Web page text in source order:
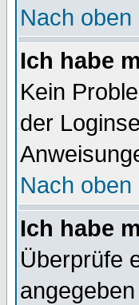
Nach oben
Ich habe
Kein
der
Nach oben
Ich habe
Überprüfe